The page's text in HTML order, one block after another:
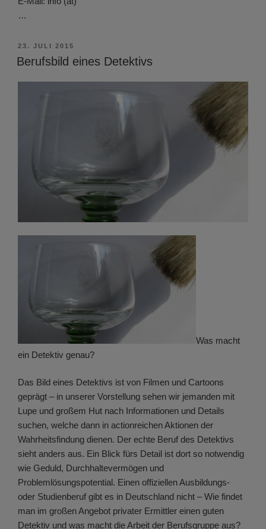
…
VERÖFFENTLICHT
AM
23. JULI 2015
Berufsbild eines Detektivs
Was macht
ein Detektiv genau?
Das Bild eines Detektivs ist von Filmen und Cartoons
geprägt – in unserer Vorstellung sehen wir jemanden mit
Lupe und großem Hut nach Informationen und Details
suchen, welche dann in actionreichen Aktionen der
Wahrheitsfindung dienen. Der echte Beruf des Detektivs
sieht anders aus. Ein Blick fürs Detail ist dort so notwendig
wie Geduld, Durchhaltevermögen und
Problemlösungspotential. Einen offiziellen Ausbildungs-
oder Studienberuf gibt es in Deutschland nicht – Wie findet
man im großen Angebot privater Ermittler einen guten
Detektiv und was macht die Arbeit der Berufsgruppe aus?